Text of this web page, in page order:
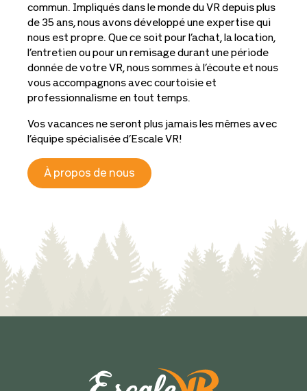
commun. Impliqués dans le monde du VR depuis plus
de 35 ans, nous avons développé une expertise qui
nous est propre. Que ce soit pour l’achat, la location,
l’entretien ou pour un remisage durant une période
donnée de votre VR, nous sommes à l’écoute et nous
vous accompagnons avec courtoisie et
professionnalisme en tout temps.
Vos vacances ne seront plus jamais les mêmes avec
l’équipe spécialisée d’Escale VR!
À propos de nous